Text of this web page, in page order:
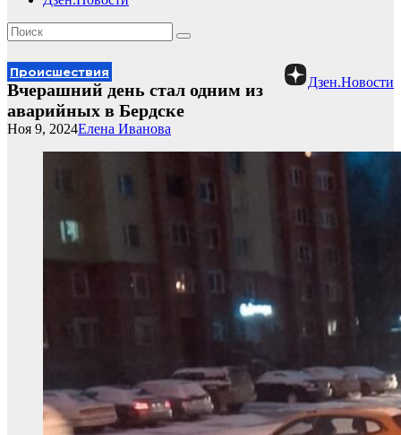
Дзен.Новости
Происшествия
Вчерашний день стал одним из
аварийных в Бердске
Елена Иванова
Ноя 9, 2024